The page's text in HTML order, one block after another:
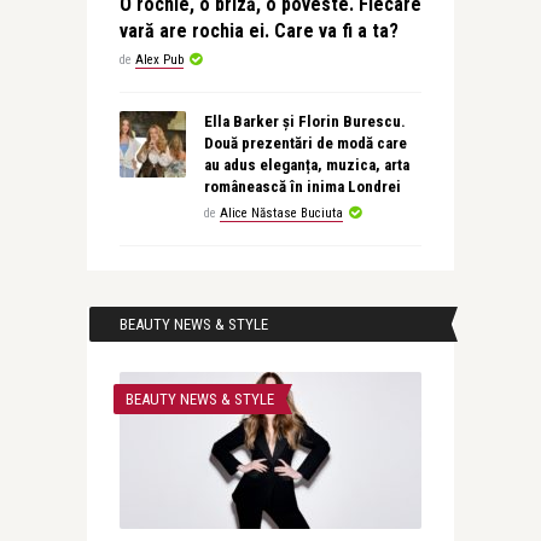
vară are rochia ei. Care va fi a ta?
de Alex Pub
Ella Barker și Florin Burescu.
Două prezentări de modă care
au adus eleganța, muzica, arta
românească în inima Londrei
de Alice Năstase Buciuta
BEAUTY NEWS & STYLE
BEAUTY NEWS & STYLE